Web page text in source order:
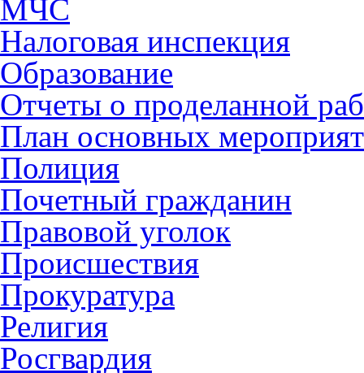
МЧС
Налоговая инспекция
Образование
Отчеты о проделанной
План основных
Полиция
Почетный гражданин
Правовой уголок
Происшествия
Прокуратура
Религия
Росгвардия